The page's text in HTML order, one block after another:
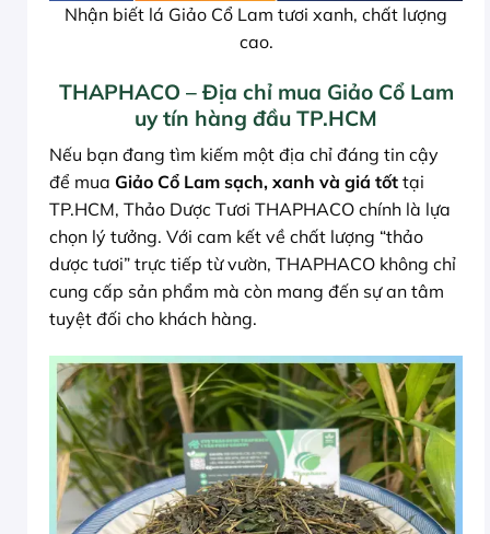
Nhận biết lá Giảo Cổ Lam tươi xanh, chất lượng
cao.
THAPHACO – Địa chỉ mua Giảo Cổ Lam
uy tín hàng đầu TP.HCM
Nếu bạn đang tìm kiếm một địa chỉ đáng tin cậy
để mua Giảo Cổ Lam sạch, xanh và giá tốt tại
TP.HCM, Thảo Dược Tươi THAPHACO chính là lựa
chọn lý tưởng. Với cam kết về chất lượng “thảo
dược tươi” trực tiếp từ vườn, THAPHACO không chỉ
cung cấp sản phẩm mà còn mang đến sự an tâm
tuyệt đối cho khách hàng.